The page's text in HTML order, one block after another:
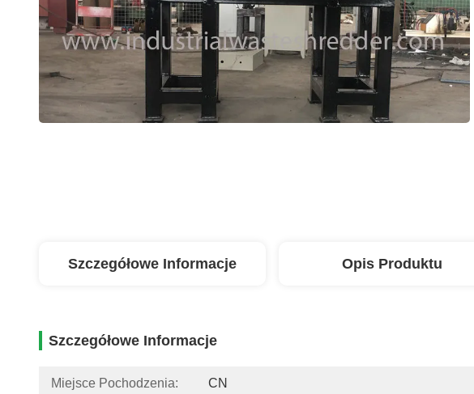
Szczegółowe Informacje Opis Produktu
Szczegółowe Informacje
Miejsce Pochodzenia: CN